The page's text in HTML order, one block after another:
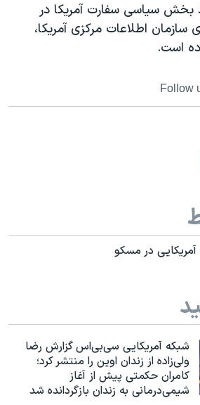
بخش سیاسی سفارت آمریکا در
اطلاعات مرکزی آمریکا،
است.
Follow
در مسکو
شبکه آمریکایی سی‌بی‌‌اس گزارش رضا
ولی‌زاده از زندان اوین را منتشر کرد؛
کامران حکمتی پیش از آغاز
شیمی‌درمانی به زندان بازگردانده شد